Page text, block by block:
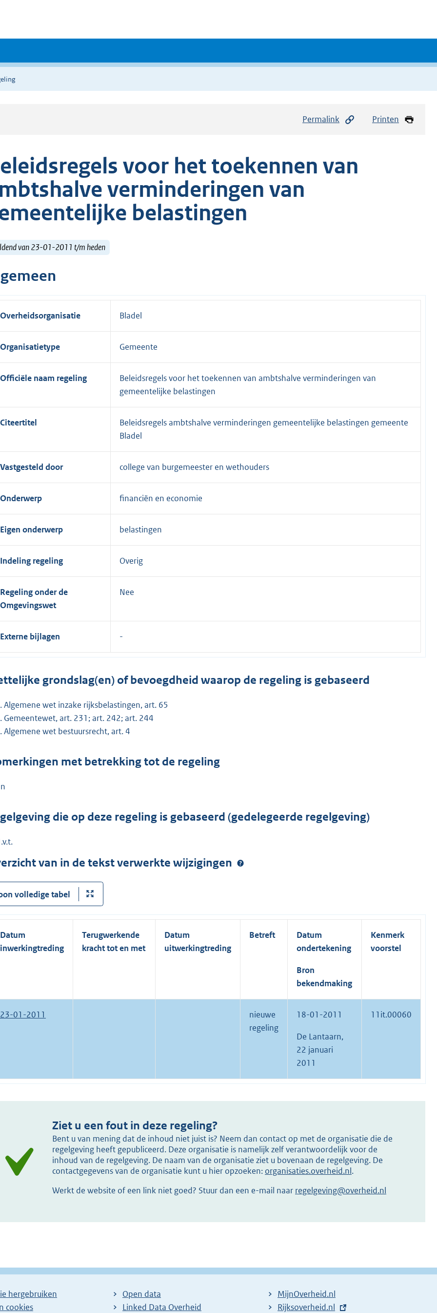
Permalink Printen
voor het toekennen van
verminderingen van
belastingen
van 23-01-2011 t/m heden
Overheidsorganisatie Bladel
Organisatietype Gemeente
Officiële naam regeling
Beleidsregels voor het toekennen van ambtshalve verminderingen van
gemeentelijke belastingen
Citeertitel
Beleidsregels ambtshalve verminderingen gemeentelijke belastingen gemeente
Bladel
Vastgesteld door college van burgemeester en wethouders
Onderwerp financiën en economie
Eigen onderwerp belastingen
Indeling regeling Overig
Regeling onder de
Omgevingswet
Nee
Externe bijlagen
grondslag(en) of bevoegdheid waarop de regeling is gebaseerd
Algemene wet inzake rijksbelastingen, art. 65
Gemeentewet, art. 231; art. 242; art. 244
Algemene wet bestuursrecht, art. 4
met betrekking tot de regeling
die op deze regeling is gebaseerd (gedelegeerde regelgeving)
van in de tekst verwerkte wijzigingen
volledige tabel
Datum
inwerkingtreding
Terugwerkende
kracht tot en met
Datum
uitwerkingtreding
Betreft
Datum
ondertekening
Bron
bekendmaking
Kenmerk
voorstel
23-01-2011
nieuwe
regeling
18-01-2011
De Lantaarn,
22 januari
2011
11it.00060
Ziet u een fout in deze regeling?
Bent u van mening dat de inhoud niet juist is? Neem dan contact op met de organisatie die de
regelgeving heeft gepubliceerd. Deze organisatie is namelijk zelf verantwoordelijk voor de
inhoud van de regelgeving. De naam van de organisatie ziet u bovenaan de regelgeving. De
contactgegevens van de organisatie kunt u hier opzoeken: organisaties.overheid.nl.
Werkt de website of een link niet goed? Stuur dan een e-mail naar regelgeving@overheid.nl
hergebruiken
cookies
Open data
Linked Data Overheid
MijnOverheid.nl
E
Rijksoverheid.nl